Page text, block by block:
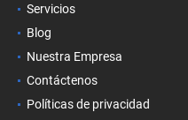
Servicios
Blog
Nuestra Empresa
Contáctenos
Políticas de privacidad